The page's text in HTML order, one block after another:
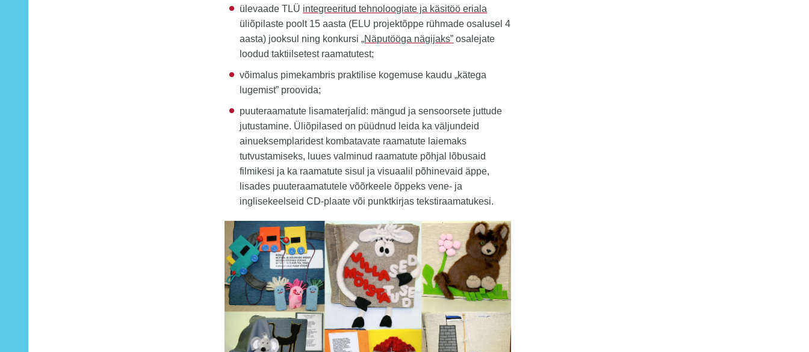
ülevaade TLÜ integreeritud tehnoloogiate ja käsitöö eriala
üliõpilaste poolt 15 aasta (ELU projektõppe rühmade osalusel 4
aasta) jooksul ning konkursi„Näputööga nägijaks” osalejate
loodud taktiilsetest raamatutest;
võimalus pimekambris praktilise kogemuse kaudu „kätega
lugemist” proovida;
puuteraamatute lisamaterjalid: mängud ja sensoorsete juttude
jutustamine. Üliõpilased on püüdnud leida ka väljundeid
ainueksemplaridest kombatavate raamatute laiemaks
tutvustamiseks, luues valminud raamatute põhjal lõbusaid
filmikesi ja ka raamatute sisul ja visuaalil põhinevaid äppe,
lisades puuteraamatutele võõrkeele õppeks vene- ja
inglisekeelseid CD-plaate või punktkirjas tekstiraamatukesi.